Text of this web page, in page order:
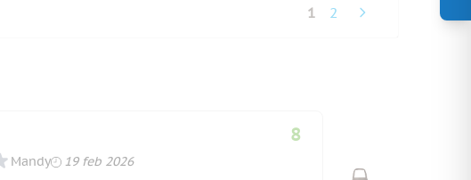
U lees momenteel
1 Pagina
2
Mandy
19 februari 2026
19 feb 2026
8